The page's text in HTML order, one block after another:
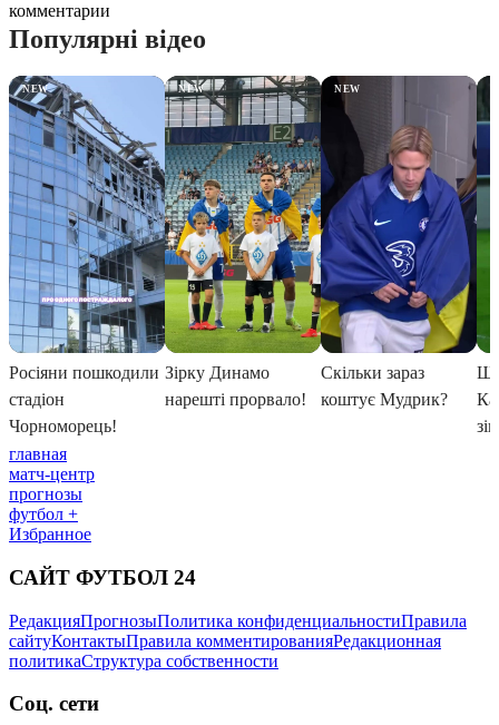
комментарии
главная
матч-центр
прогнозы
футбол +
Избранное
САЙТ ФУТБОЛ 24
РедакцияПрогнозыПолитика конфиденциальностиПравила
сайтуКонтактыПравила комментированияРедакционная
политикаСтруктура собственности
Соц. сети